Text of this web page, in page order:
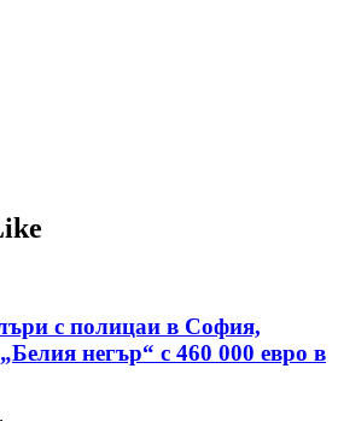
с полицаи в София,
негър“ с 460 000 евро в